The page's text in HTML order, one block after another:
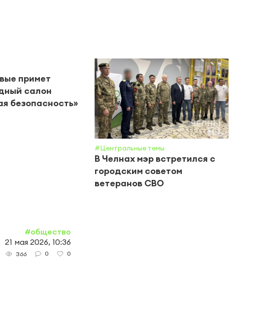
примет
салон
безопасность»
#Центральные темы
В Челнах мэр встретился с
городским советом
ветеранов СВО
#общество
21 мая 2026, 10:36
366 0 0